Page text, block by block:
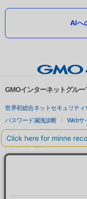
AIへ
GMOインターネットグル
世界初総合ネットセキュリティ
パスワード漏洩診断
Webサ
セキュリティ相談AIチャットボ
実在証明・盗聴対策
サイバー攻撃対策（GMOサイ